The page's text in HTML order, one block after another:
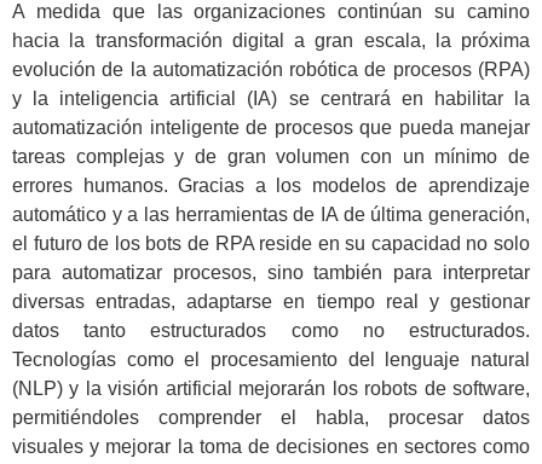
A medida que las organizaciones continúan su camino
hacia la transformación digital a gran escala, la próxima
evolución de la automatización robótica de procesos (RPA)
y la inteligencia artificial (IA) se centrará en habilitar la
automatización inteligente de procesos que pueda manejar
tareas complejas y de gran volumen con un mínimo de
errores humanos. Gracias a los modelos de aprendizaje
automático y a las herramientas de IA de última generación,
el futuro de los bots de RPA reside en su capacidad no solo
para automatizar procesos, sino también para interpretar
diversas entradas, adaptarse en tiempo real y gestionar
datos tanto estructurados como no estructurados.
Tecnologías como el procesamiento del lenguaje natural
(NLP) y la visión artificial mejorarán los robots de software,
permitiéndoles comprender el habla, procesar datos
visuales y mejorar la toma de decisiones en sectores como